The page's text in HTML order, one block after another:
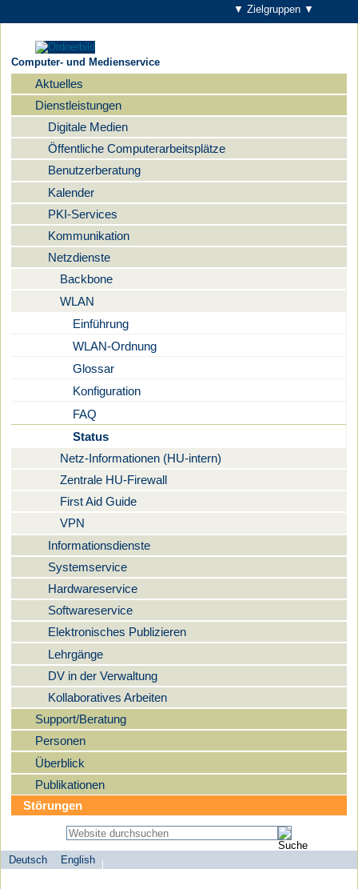
▼ Zielgruppen ▼
Computer- und Medienservice
Navigation
Aktuelles
Dienstleistungen
Digitale Medien
Öffentliche Computerarbeitsplätze
Benutzerberatung
Kalender
PKI-Services
Kommunikation
Netzdienste
Backbone
WLAN
Einführung
WLAN-Ordnung
Glossar
Konfiguration
FAQ
Status
Netz-Informationen (HU-intern)
Zentrale HU-Firewall
First Aid Guide
VPN
Informationsdienste
Systemservice
Hardwareservice
Softwareservice
Elektronisches Publizieren
Lehrgänge
DV in der Verwaltung
Kollaboratives Arbeiten
Support/Beratung
Personen
Überblick
Publikationen
Störungen
Sprachauswahl
Deutsch
English
search-menu